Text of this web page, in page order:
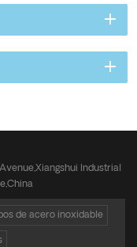
Industrial
de acero inoxidable